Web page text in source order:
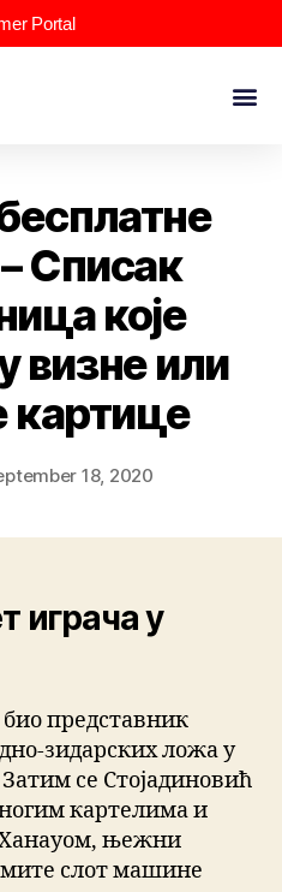
Portal
Списак
које
визне или
картице
18, 2020
играча у
био представник
зидарских ложа у
се Стојадиновић
картелима и
Ханауом, њежни
слот машине